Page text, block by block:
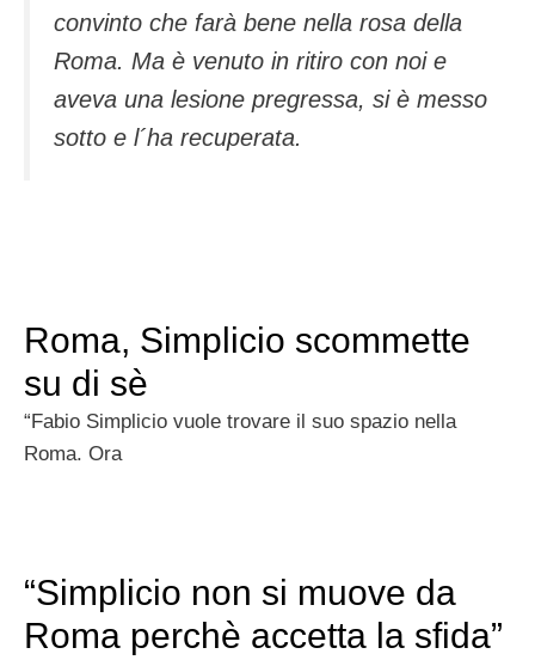
convinto che farà bene nella rosa della
Roma. Ma è venuto in ritiro con noi e
aveva una lesione pregressa, si è messo
sotto e l´ha recuperata.
Roma, Simplicio scommette
su di sè
“Fabio Simplicio vuole trovare il suo spazio nella
Roma. Ora
“Simplicio non si muove da
Roma perchè accetta la sfida”